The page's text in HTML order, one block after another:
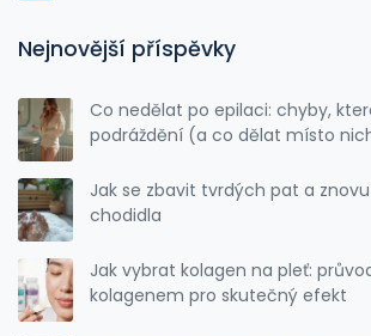
Nejnovější příspěvky
Co nedělat po epilaci: chyby,
podráždění (a co dělat místo
Jak se zbavit tvrdých pat a
chodidla
Jak vybrat kolagen na pleť:
kolagenem pro skutečný efekt